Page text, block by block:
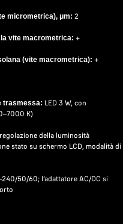
micrometrica), μm: 2
la vite macrometrica: +
(vite macrometrica): +
trasmessa: LED 3 W, con
K)
regolazione della luminosità
stato su schermo LCD, modalità di
50/60; l’adattatore AC/DC si